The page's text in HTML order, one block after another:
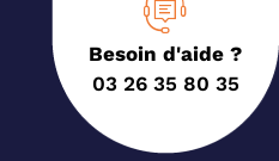
Besoin d'aide ?
03 26 35 80 35